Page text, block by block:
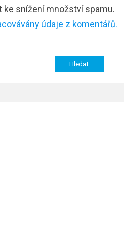
ke snížení množství spamu.
údaje z komentářů.